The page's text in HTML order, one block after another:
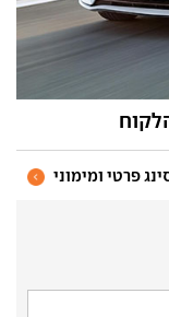
פרטי ומימוני